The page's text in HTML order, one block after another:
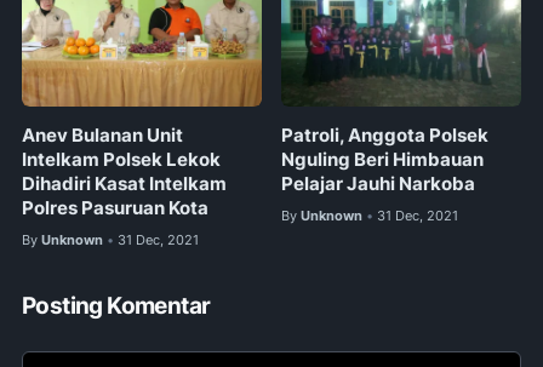
Anev Bulanan Unit
Intelkam Polsek Lekok
Dihadiri Kasat Intelkam
Polres Pasuruan Kota
By Unknown • 31 Dec, 2021
Patroli, Anggota Polsek
Nguling Beri Himbauan
Pelajar Jauhi Narkoba
By Unknown • 31 Dec, 2021
Posting Komentar